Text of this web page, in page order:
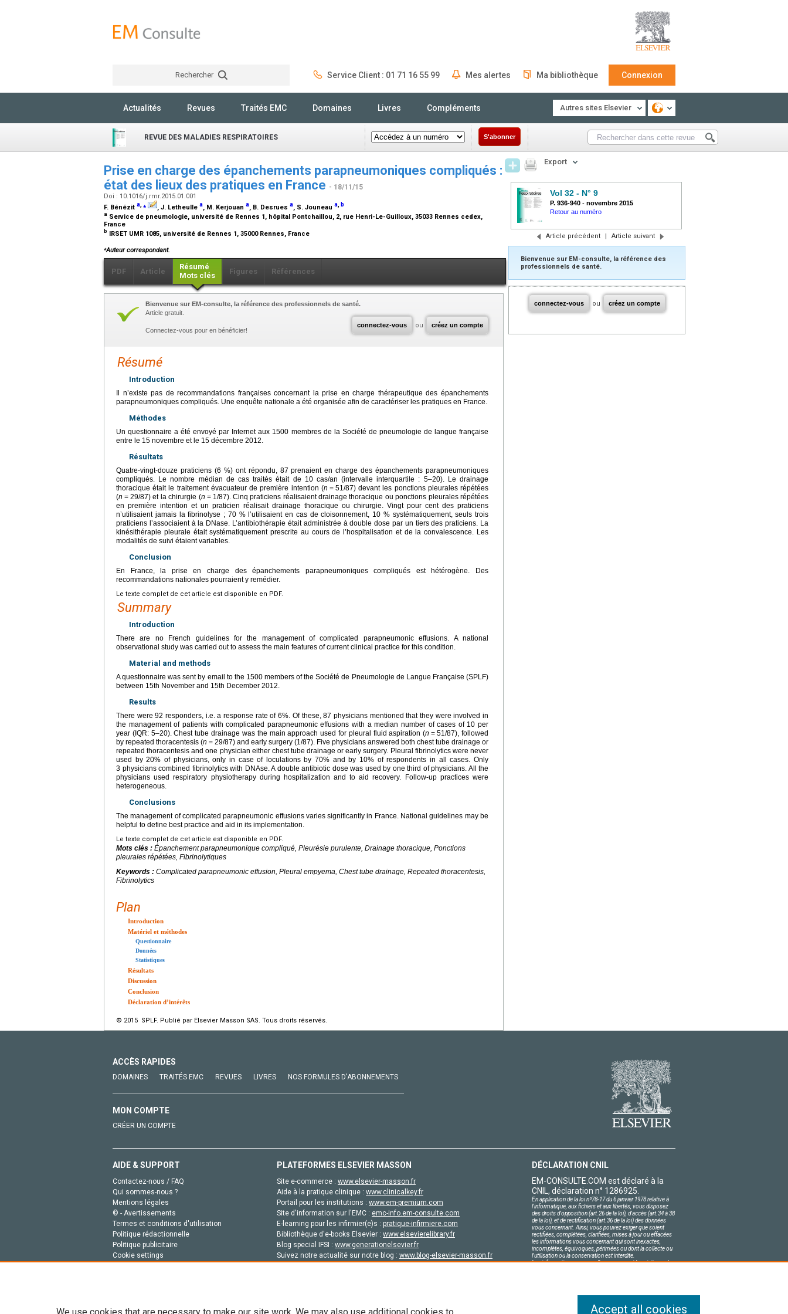
Rechercher Service Client : 01 71 16 55 99 Mes alertes Ma bibliothèque Connexion
Actualités Revues Traités EMC Domaines Livres Compléments Autres sites Elsevier
REVUE DES MALADIES RESPIRATOIRES S'abonner
Prise en charge des épanchements parapneumoniques compliqués :
état des lieux des pratiques en France - 18/11/15
Doi : 10.1016/j.rmr.2015.01.001
F. Bénézit a,⁎ , J. Letheulle a, M. Kerjouan a, B. Desrues a, S. Jouneau a, b
a Service de pneumologie, université de Rennes 1, hôpital Pontchaillou, 2, rue Henri-Le-Guilloux, 35033 Rennes cedex,
France
b IRSET UMR 1085, université de Rennes 1, 35000 Rennes, France
⁎Auteur correspondant.
PDF Article
Résumé
Mots clés
Figures Références
connectez-vous ou créez un compte
Bienvenue sur EM-consulte, la référence des professionnels de santé.
Article gratuit.
Connectez-vous pour en bénéficier!
Résumé
Introduction
Il n’existe pas de recommandations françaises concernant la prise en charge thérapeutique des épanchements
parapneumoniques compliqués. Une enquête nationale a été organisée afin de caractériser les pratiques en France.
Méthodes
Un questionnaire a été envoyé par Internet aux 1500 membres de la Société de pneumologie de langue française
entre le 15 novembre et le 15 décembre 2012.
Résultats
Quatre-vingt-douze praticiens (6 %) ont répondu, 87 prenaient en charge des épanchements parapneumoniques
compliqués. Le nombre médian de cas traités était de 10 cas/an (intervalle interquartile : 5–20). Le drainage
thoracique était le traitement évacuateur de première intention (n = 51/87) devant les ponctions pleurales répétées
(n = 29/87) et la chirurgie (n = 1/87). Cinq praticiens réalisaient drainage thoracique ou ponctions pleurales répétées
en première intention et un praticien réalisait drainage thoracique ou chirurgie. Vingt pour cent des praticiens
n’utilisaient jamais la fibrinolyse ; 70 % l’utilisaient en cas de cloisonnement, 10 % systématiquement, seuls trois
praticiens l’associaient à la DNase. L’antibiothérapie était administrée à double dose par un tiers des praticiens. La
kinésithérapie pleurale était systématiquement prescrite au cours de l’hospitalisation et de la convalescence. Les
modalités de suivi étaient variables.
Conclusion
En France, la prise en charge des épanchements parapneumoniques compliqués est hétérogène. Des
recommandations nationales pourraient y remédier.
Le texte complet de cet article est disponible en PDF.
Summary
Introduction
There are no French guidelines for the management of complicated parapneumonic effusions. A national
observational study was carried out to assess the main features of current clinical practice for this condition.
Material and methods
A questionnaire was sent by email to the 1500 members of the Société de Pneumologie de Langue Française (SPLF)
between 15th November and 15th December 2012.
Results
There were 92 responders, i.e. a response rate of 6%. Of these, 87 physicians mentioned that they were involved in
the management of patients with complicated parapneumonic effusions with a median number of cases of 10 per
year (IQR: 5–20). Chest tube drainage was the main approach used for pleural fluid aspiration (n = 51/87), followed
by repeated thoracentesis (n = 29/87) and early surgery (1/87). Five physicians answered both chest tube drainage or
repeated thoracentesis and one physician either chest tube drainage or early surgery. Pleural fibrinolytics were never
used by 20% of physicians, only in case of loculations by 70% and by 10% of respondents in all cases. Only
3 physicians combined fibrinolytics with DNAse. A double antibiotic dose was used by one third of physicians. All the
physicians used respiratory physiotherapy during hospitalization and to aid recovery. Follow-up practices were
heterogeneous.
Conclusions
The management of complicated parapneumonic effusions varies significantly in France. National guidelines may be
helpful to define best practice and aid in its implementation.
Le texte complet de cet article est disponible en PDF.
Mots clés : Épanchement parapneumonique compliqué, Pleurésie purulente, Drainage thoracique, Ponctions
pleurales répétées, Fibrinolytiques
Keywords : Complicated parapneumonic effusion, Pleural empyema, Chest tube drainage, Repeated thoracentesis,
Fibrinolytics
Plan
Introduction
Matériel et méthodes
Questionnaire
Données
Statistiques
Résultats
Discussion
Conclusion
Déclaration d’intérêts
© 2015 SPLF. Publié par Elsevier Masson SAS. Tous droits réservés.
Export
Vol 32 - N° 9
P. 936-940 - novembre 2015
Retour au numéro
Article précédent | Article suivant
Bienvenue sur EM-consulte, la référence des
professionnels de santé.
connectez-vous ou créez un compte
ACCÈS RAPIDES
DOMAINES TRAITÉS EMC REVUES LIVRES NOS FORMULES D'ABONNEMENTS
MON COMPTE
CRÉER UN COMPTE
AIDE & SUPPORT
Contactez-nous / FAQ
Qui sommes-nous ?
Mentions légales
© - Avertissements
Termes et conditions d'utilisation
Politique rédactionnelle
Politique publicitaire
Cookie settings
PLATEFORMES ELSEVIER MASSON
Site e-commerce : www.elsevier-masson.fr
Aide à la pratique clinique : www.clinicalkey.fr
Portail pour les institutions : www.em-premium.com
Site d'information sur l'EMC : emc-info.em-consulte.com
E-learning pour les infirmier(e)s : pratique-infirmiere.com
Bibliothèque d'e-books Elsevier : www.elsevierelibrary.fr
Blog special IFSI : www.generationelsevier.fr
Suivez notre actualité sur notre blog : www.blog-elsevier-masson.fr
DÉCLARATION CNIL
EM-CONSULTE.COM est déclaré à la
CNIL, déclaration n° 1286925.
En application de la loi nº78-17 du 6 janvier 1978 relative à
l'informatique, aux fichiers et aux libertés, vous disposez
des droits d'opposition (art.26 de la loi), d'accès (art.34 à 38
de la loi), et de rectification (art.36 de la loi) des données
vous concernant. Ainsi, vous pouvez exiger que soient
rectifiées, complétées, clarifiées, mises à jour ou effacées
les informations vous concernant qui sont inexactes,
incomplètes, équivoques, périmées ou dont la collecte ou
l'utilisation ou la conservation est interdite.
Les informations personnelles concernant les visiteurs de
Accept all cookies